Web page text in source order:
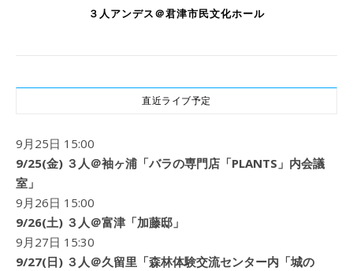
３人アンデス＠君津市民文化ホール
直近ライブ予定
9月25日 15:00
9/25(金) ３人＠袖ヶ浦「バラの専門店「PLANTS」内会議
室」
9月26日 15:00
9/26(土) ３人＠富津「加藤邸」
9月27日 15:30
9/27(日) ３人＠久留里「森林体験交流センター内「城の